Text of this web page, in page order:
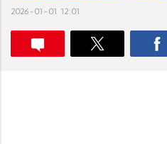
2026-01-01 12:01